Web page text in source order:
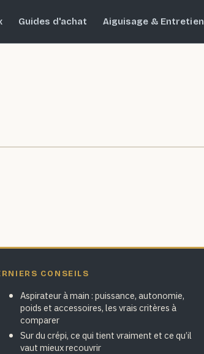
Guides d'achat Aiguisage & Entretien
CONSEILS
Aspirateur à main : puissance, autonomie,
poids et accessoires, les vrais critères à
comparer
Sur du crépi, ce qui tient vraiment et ce qu’il
vaut mieux recouvrir